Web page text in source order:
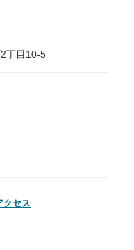
丁目10-5
クセス